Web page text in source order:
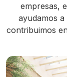
empresas,
ayudamos
contribuimos